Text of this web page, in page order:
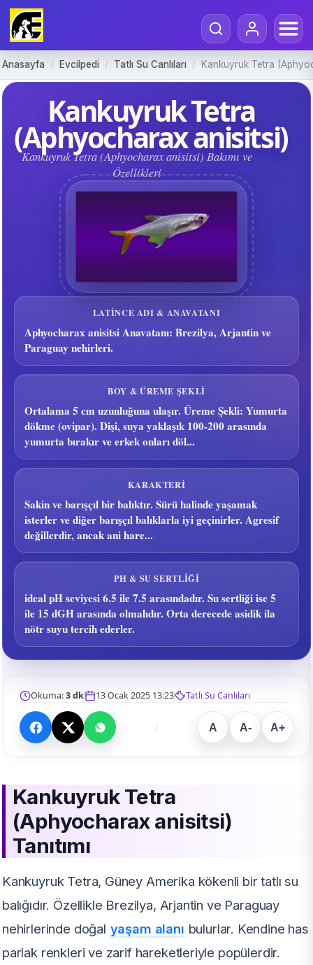
Anasayfa / Evcilpedi / Tatlı Su Canlıları / Kankuyruk Tetra
Kankuyruk Tetra
(Aphyocharax anisitsi)
Kankuyruk Tetra (Aphyocharax anisitsi) Bakımı ve
Özellikleri
LATINCE ADI & ANAVATANI
Aphyocharax anisitsi Anavatanı: Brezilya, Arjantin ve
Paraguay nehirleri.
BOY & ÜREME ŞEKLI
Ortalama 5 cm uzunluğuna ulaşır. Üreme Şekli: Yumurta
dökme (ovipar). Dişi, suya yaklaşık 100-200 arasında
yumurta bırakır ve erkek onları döl...
KARAKTERI
Sakin ve barışçıl bir balıktır. Sürü halinde yaşamak
isterler ve diğer barışçıl balıklarla iyi geçinirler. Agresif
değillerdir, ancak ani hare...
PH & SU SERTLIĞI
ideal pH seviyesi 6.5 ile 7.5 arasındadır. Su sertliği ise 5
ile 15 dGH arasında olmalıdır. Orta derecede asidik ila
nötr suyu tercih ederler.
Okuma:3 dk 13 Ocak 2025 13:23 Tatlı Su Canlıları
A A- A+
Kankuyruk Tetra
(Aphyocharax anisitsi)
Tanıtımı
Kankuyruk Tetra, Güney Amerika kökenli bir tatlı su
balığıdır. Özellikle Brezilya, Arjantin ve Paraguay
nehirlerinde doğal yaşam alanı bulurlar. Kendine has
parlak renkleri ve zarif hareketleriyle popülerdir.